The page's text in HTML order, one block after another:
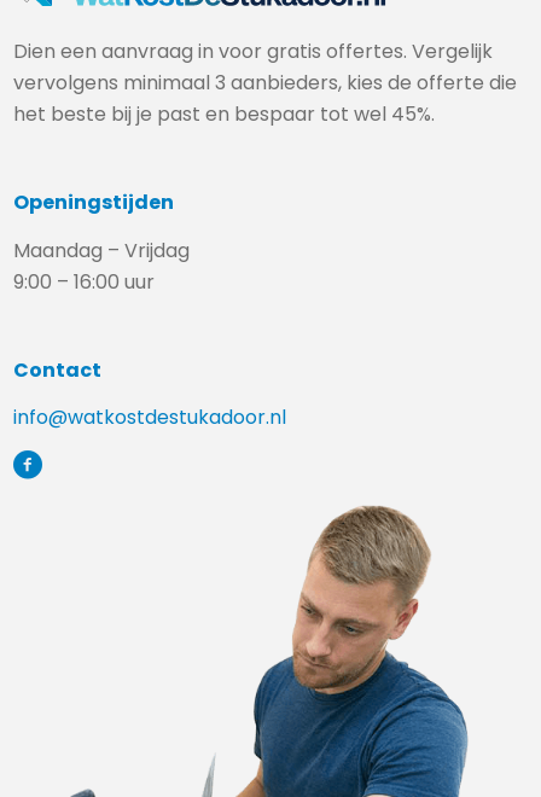
Dien een aanvraag in voor gratis offertes. Vergelijk
vervolgens minimaal 3 aanbieders, kies de offerte die
het beste bij je past en bespaar tot wel 45%.
Openingstijden
Maandag – Vrijdag
9:00 – 16:00 uur
Contact
info@watkostdestukadoor.nl